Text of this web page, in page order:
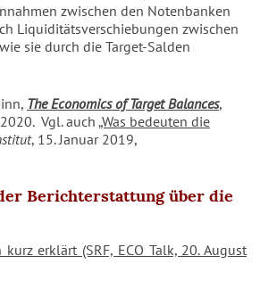
zwischen den Notenbanken
Liquiditätsverschiebungen zwischen
sie durch die Target-Salden
The Economics of Target Balances,
Vgl. auch „Was bedeuten die
, 15. Januar 2019,
Berichterstattung über die
erklärt (SRF, ECO Talk, 20. August